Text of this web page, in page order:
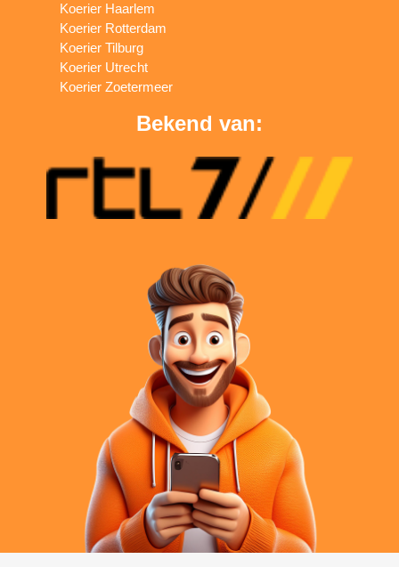
Koerier Haarlem
Koerier Rotterdam
Koerier Tilburg
Koerier Utrecht
Koerier Zoetermeer
Bekend van: